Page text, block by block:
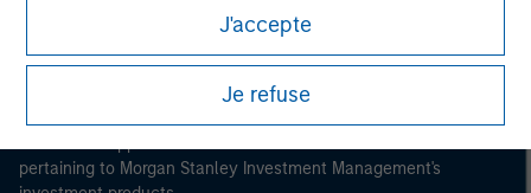
pour prévenir l’utilisation détournée de fonds
d’investissement à des fins de blanchiment de capitaux,
y compris des procédures permettant l'identification
des abonnés et la réalisation de vérifications, ainsi que
d'autres contrôles de sécurité pertinents.
Je reconnais qu'aucune entité de Morgan Stanley
J'accepte
Je refuse
This is a Marketing Communication.
It is important that users read the Terms of Use before
pertaining to Morgan Stanley Investment Management's